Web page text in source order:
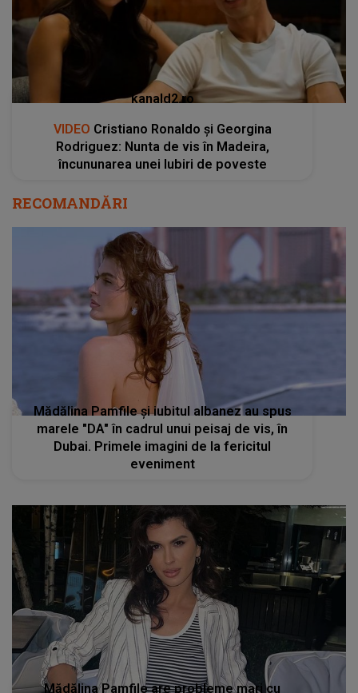
kanald2.ro
VIDEO Cristiano Ronaldo și Georgina
Rodriguez: Nunta de vis în Madeira,
încununarea unei Iubiri de poveste
RECOMANDĂRI
Mădălina Pamfile și iubitul albanez au spus
marele "DA" în cadrul unui peisaj de vis, în
Dubai. Primele imagini de la fericitul
eveniment
Mădălina Pamfile are probleme mari cu